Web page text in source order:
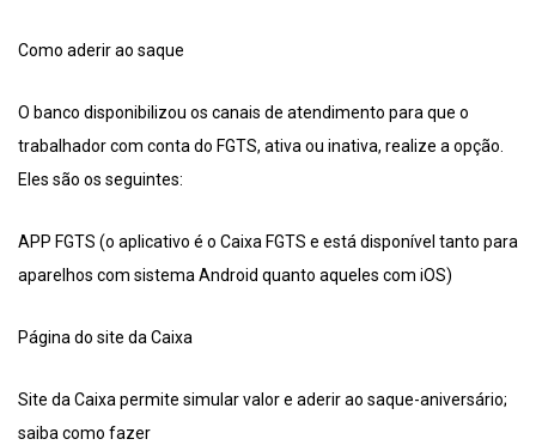
Como aderir ao saque
O banco disponibilizou os canais de atendimento para que o
trabalhador com conta do FGTS, ativa ou inativa, realize a opção.
Eles são os seguintes:
APP FGTS (o aplicativo é o Caixa FGTS e está disponível tanto para
aparelhos com sistema Android quanto aqueles com iOS)
Página do site da Caixa
Site da Caixa permite simular valor e aderir ao saque-aniversário;
saiba como fazer